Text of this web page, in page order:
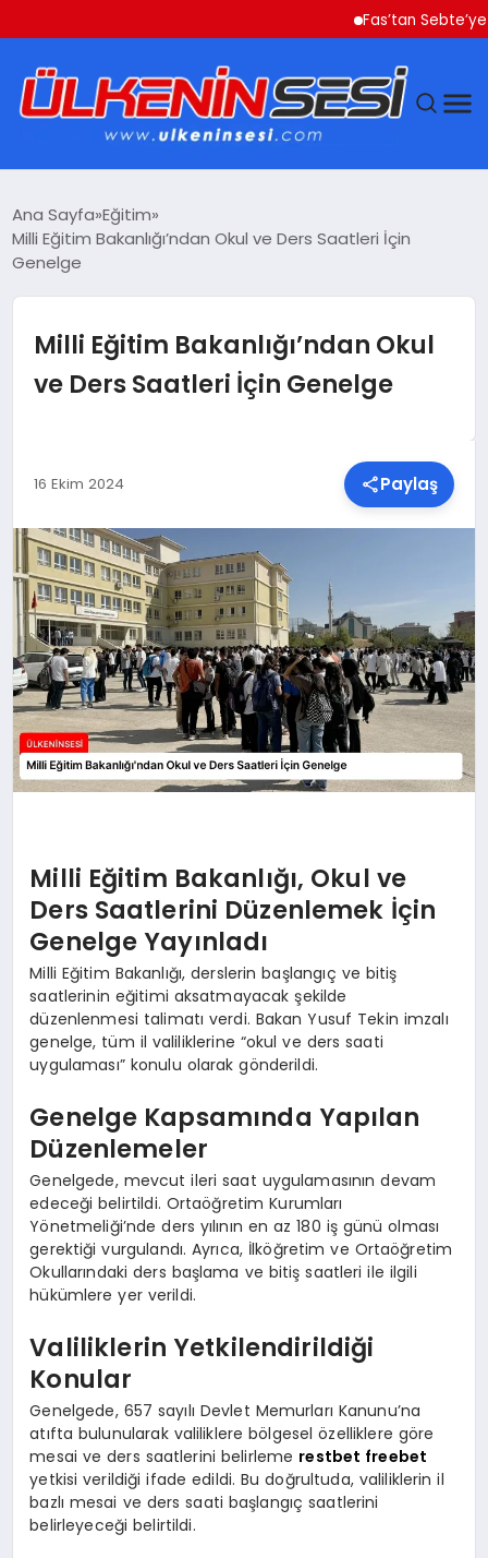
Fas’tan Sebte’ye
EKONOMI
SIYASET
SPOR
TEKNOLOJI
YAŞAM
MALATYA HABERLERI
Ana Sayfa Eğitim
Milli Eğitim Bakanlığı’ndan Okul ve Ders Saatleri İçin
Genelge
Milli Eğitim Bakanlığı’ndan Okul
ve Ders Saatleri İçin Genelge
16 Ekim 2024 Paylaş
Milli Eğitim Bakanlığı, Okul ve
Ders Saatlerini Düzenlemek İçin
Genelge Yayınladı
Milli Eğitim Bakanlığı, derslerin başlangıç ve bitiş
saatlerinin eğitimi aksatmayacak şekilde
düzenlenmesi talimatı verdi. Bakan Yusuf Tekin imzalı
genelge, tüm il valiliklerine “okul ve ders saati
uygulaması” konulu olarak gönderildi.
Genelge Kapsamında Yapılan
Düzenlemeler
Genelgede, mevcut ileri saat uygulamasının devam
edeceği belirtildi. Ortaöğretim Kurumları
Yönetmeliği’nde ders yılının en az 180 iş günü olması
gerektiği vurgulandı. Ayrıca, İlköğretim ve Ortaöğretim
Okullarındaki ders başlama ve bitiş saatleri ile ilgili
hükümlere yer verildi.
Valiliklerin Yetkilendirildiği
Konular
Genelgede, 657 sayılı Devlet Memurları Kanunu’na
atıfta bulunularak valiliklere bölgesel özelliklere göre
mesai ve ders saatlerini belirleme restbet freebet
yetkisi verildiği ifade edildi. Bu doğrultuda, valiliklerin il
bazlı mesai ve ders saati başlangıç saatlerini
belirleyeceği belirtildi.